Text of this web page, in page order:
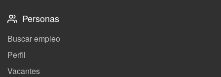
Personas
Buscar empleo
Perfil
Vacantes